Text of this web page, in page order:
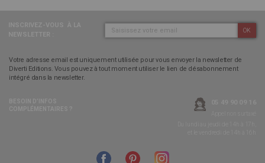
OK
Votre adresse email est uniquement utilisée pour vous envoyer la newsletter de
Diverti Editions. Vous pouvez à tout moment utiliser le lien de désabonnement
intégré dans la newsletter.